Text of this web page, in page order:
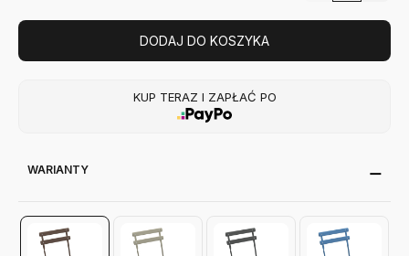
DODAJ DO KOSZYKA
KUP TERAZ I ZAPŁAĆ PO
WARIANTY